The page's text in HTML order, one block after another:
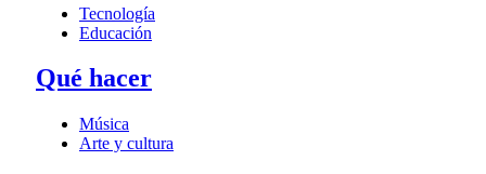
Tecnología
Educación
Qué hacer
Música
Arte y cultura